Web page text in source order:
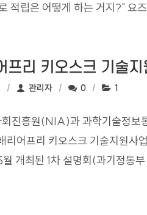
적립은 어떻게 하는 거지?" 요
프리 키오스크 기술
작성자:
관리자 댓글수:
0 조회수:
1
진흥원(NIA)과 과학기술정보
리어프리 키오스크 기술지원사
개최된 1차 설명회(과기정통